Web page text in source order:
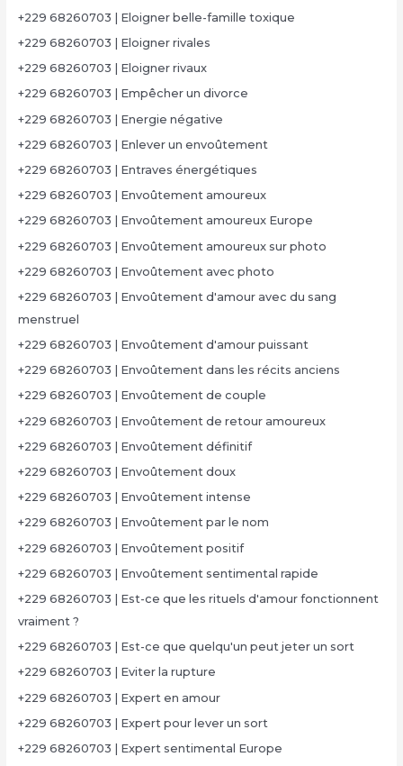
+229 68260703 | Eloigner belle-famille toxique
+229 68260703 | Eloigner rivales
+229 68260703 | Eloigner rivaux
+229 68260703 | Empêcher un divorce
+229 68260703 | Energie négative
+229 68260703 | Enlever un envoûtement
+229 68260703 | Entraves énergétiques
+229 68260703 | Envoûtement amoureux
+229 68260703 | Envoûtement amoureux Europe
+229 68260703 | Envoûtement amoureux sur photo
+229 68260703 | Envoûtement avec photo
+229 68260703 | Envoûtement d'amour avec du sang
menstruel
+229 68260703 | Envoûtement d'amour puissant
+229 68260703 | Envoûtement dans les récits anciens
+229 68260703 | Envoûtement de couple
+229 68260703 | Envoûtement de retour amoureux
+229 68260703 | Envoûtement définitif
+229 68260703 | Envoûtement doux
+229 68260703 | Envoûtement intense
+229 68260703 | Envoûtement par le nom
+229 68260703 | Envoûtement positif
+229 68260703 | Envoûtement sentimental rapide
+229 68260703 | Est-ce que les rituels d'amour fonctionnent
vraiment ?
+229 68260703 | Est-ce que quelqu'un peut jeter un sort
+229 68260703 | Eviter la rupture
+229 68260703 | Expert en amour
+229 68260703 | Expert pour lever un sort
+229 68260703 | Expert sentimental Europe